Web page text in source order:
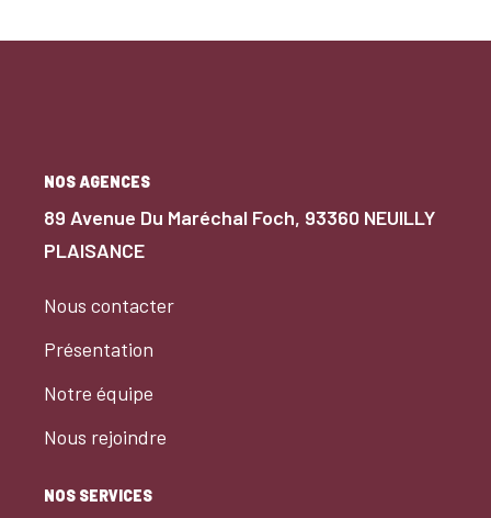
NOS AGENCES
89 Avenue Du Maréchal Foch, 93360 NEUILLY
PLAISANCE
Nous contacter
Présentation
Notre équipe
Nous rejoindre
NOS SERVICES